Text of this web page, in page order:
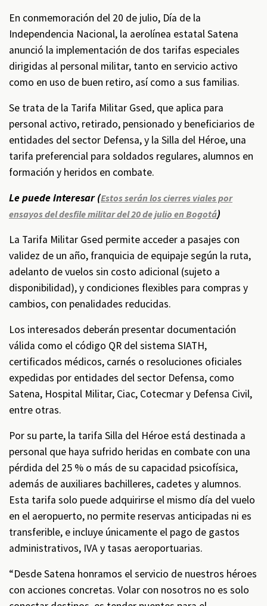
En conmemoración del 20 de julio, Día de la
Independencia Nacional, la aerolínea estatal Satena
anunció la implementación de dos tarifas especiales
dirigidas al personal militar, tanto en servicio activo
como en uso de buen retiro, así como a sus familias.
Se trata de la Tarifa Militar Gsed, que aplica para
personal activo, retirado, pensionado y beneficiarios de
entidades del sector Defensa, y la Silla del Héroe, una
tarifa preferencial para soldados regulares, alumnos en
formación y heridos en combate.
Le puede interesar (Estos serán los cierres viales por
ensayos del desfile militar del 20 de julio en Bogotá)
La Tarifa Militar Gsed permite acceder a pasajes con
validez de un año, franquicia de equipaje según la ruta,
adelanto de vuelos sin costo adicional (sujeto a
disponibilidad), y condiciones flexibles para compras y
cambios, con penalidades reducidas.
Los interesados deberán presentar documentación
válida como el código QR del sistema SIATH,
certificados médicos, carnés o resoluciones oficiales
expedidas por entidades del sector Defensa, como
Satena, Hospital Militar, Ciac, Cotecmar y Defensa Civil,
entre otras.
Por su parte, la tarifa Silla del Héroe está destinada a
personal que haya sufrido heridas en combate con una
pérdida del 25 % o más de su capacidad psicofísica,
además de auxiliares bachilleres, cadetes y alumnos.
Esta tarifa solo puede adquirirse el mismo día del vuelo
en el aeropuerto, no permite reservas anticipadas ni es
transferible, e incluye únicamente el pago de gastos
administrativos, IVA y tasas aeroportuarias.
“Desde Satena honramos el servicio de nuestros héroes
con acciones concretas. Volar con nosotros no es solo